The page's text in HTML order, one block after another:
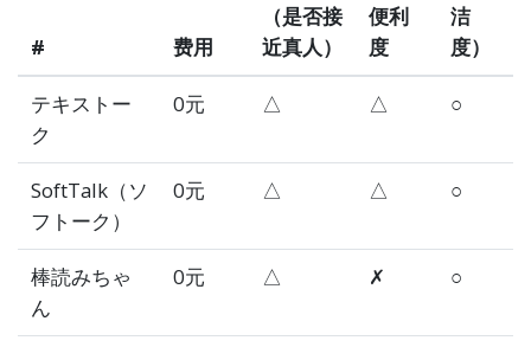
# 费用
（是否接
近真人）
便利
度
洁
度）
テキストー
ク
0元 △ △ ○
SoftTalk（ソ
フトーク）
0元 △ △ ○
棒読みちゃ
ん
0元 △ ✗ ○